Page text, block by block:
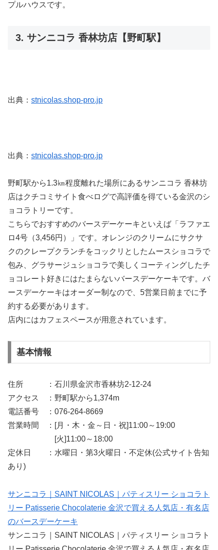
プルハウスです。
3. サンニコラ 香林坊店【野町駅】
出典： stnicolas.shop-pro.jp
出典： stnicolas.shop-pro.jp
野町駅から1.3㎞程度離れた場所にあるサンニコラ 香林坊
店はクチコミサイト食べログで高評価を得ている金沢のシ
ョコラトリーです。
こちらでおすすめのバースデーケーキといえば「ラファエ
ロ4号（3,456円）」です。オレンジのクリームにサクサ
クのクレープクランチをコックリとしたムースショコラで
包み、グラサージュショコラで美しくコーティングしたチ
ョコレート好きにはたまらないバースデーケーキです。バ
ースデーケーキはオーダー制なので、5営業日前までに予
約する必要があります。
店内にはカフェスペースが用意されています。
基本情報
住所 ：石川県金沢市香林坊2-12-24
アクセス ：野町駅から1,374m
電話番号 ：076-264-8669
営業時間 ：[月・木・金～日・祝]11:00～19:00
[火]11:00～18:00
定休日 ：水曜日・第3火曜日・不定休(公式サイト告知
あり)
サンニコラ｜SAINT NICOLAS｜パティスリー ショコラト
リー Patisserie Chocolaterie 金沢で買える人気店・有名店
のバースデーケーキ
サンニコラ｜SAINT NICOLAS｜パティスリー ショコラト